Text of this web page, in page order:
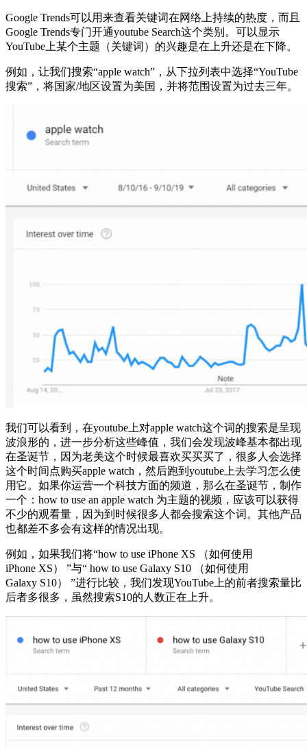
Google Trends可以用来查看关键词在网络上持续的热度，而且
Google Trends专门开通youtube Search这个类别。可以显示
YouTube上某个主题（关键词）的兴趣是在上升还是在下降。
例如，让我们搜索“apple watch”，从下拉列表中选择“YouTube
搜索”，将国家/地区设置为美国，并将范围设置为过去三年。
我们可以看到，在youtube上对apple watch这个词的搜索是呈现
波浪形的，进一步分析这些峰值，我们会发现波峰基本都出现
在圣诞节，因为老美这个时候最喜欢买买买了，很多人会选择
这个时间点购买apple watch，然后跑到youtube上去学习怎么使
用它。如果你运营一个科技方面的频道，那么在圣诞节，制作
一个：how to use an apple watch 为主题的视频，应该可以获得
不少的观看量，因为到时候很多人都会搜索这个词。其他产品
也都差不多会有这样的情况出现。
例如，如果我们将“how to use iPhone XS （如何使用
iPhone XS）
”与“ how to use Galaxy S10 （如何使用
Galaxy S10）
”进行比较，我们发现YouTube上的前者搜索量比
后者多很多，虽然搜索S10的 人数正在上升。